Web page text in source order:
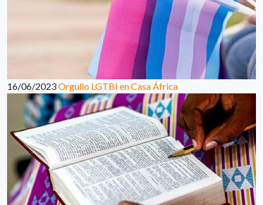
16/06/2023Orgullo LGTBI en Casa África